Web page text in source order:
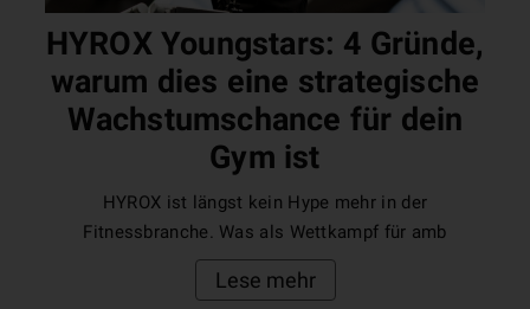
HYROX Youngstars: 4 Gründe,
warum dies eine strategische
Wachstumschance für dein
Gym ist
HYROX ist längst kein Hype mehr in der
Fitnessbranche. Was als Wettkampf für amb
Lese mehr